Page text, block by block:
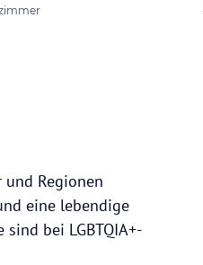
und Regionen
eine lebendige
bei LGBTQIA+-